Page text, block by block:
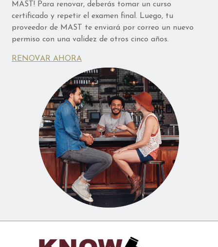
MAST! Para renovar, deberás tomar un curso
certificado y repetir el examen final. Luego, tu
proveedor de MAST te enviará por correo un nuevo
permiso con una validez de otros cinco años.
RENOVAR AHORA